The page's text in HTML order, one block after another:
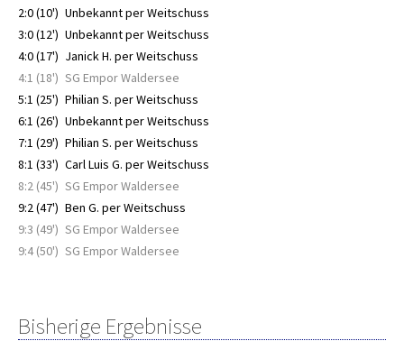
2:0 (10') Unbekannt per Weitschuss
3:0 (12') Unbekannt per Weitschuss
4:0 (17') Janick H. per Weitschuss
4:1 (18') SG Empor Waldersee
5:1 (25') Philian S. per Weitschuss
6:1 (26') Unbekannt per Weitschuss
7:1 (29') Philian S. per Weitschuss
8:1 (33') Carl Luis G. per Weitschuss
8:2 (45') SG Empor Waldersee
9:2 (47') Ben G. per Weitschuss
9:3 (49') SG Empor Waldersee
9:4 (50') SG Empor Waldersee
Bisherige Ergebnisse